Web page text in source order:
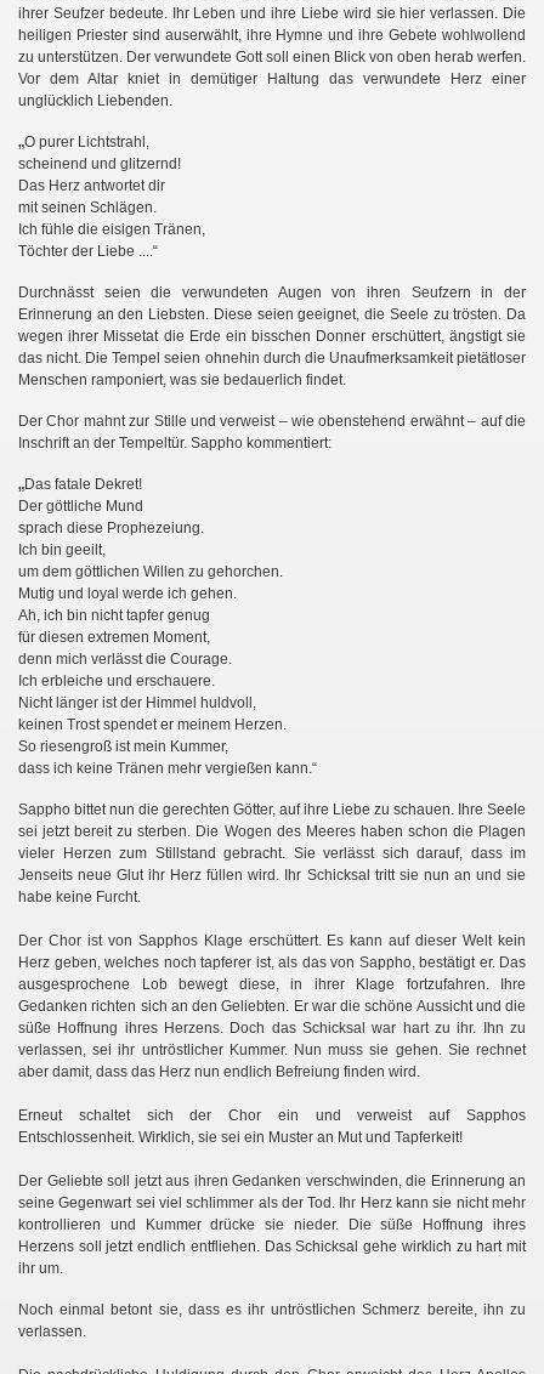
ihrer Seufzer bedeute. Ihr Leben und ihre Liebe wird sie hier verlassen. Die
heiligen Priester sind auserwählt, ihre Hymne und ihre Gebete wohlwollend
zu unterstützen. Der verwundete Gott soll einen Blick von oben herab werfen.
Vor dem Altar kniet in demütiger Haltung das verwundete Herz einer
unglücklich Liebenden.
„O purer Lichtstrahl,
scheinend und glitzernd!
Das Herz antwortet dir
mit seinen Schlägen.
Ich fühle die eisigen Tränen,
Töchter der Liebe ....“
Durchnässt seien die verwundeten Augen von ihren Seufzern in der
Erinnerung an den Liebsten. Diese seien geeignet, die Seele zu trösten. Da
wegen ihrer Missetat die Erde ein bisschen Donner erschüttert, ängstigt sie
das nicht. Die Tempel seien ohnehin durch die Unaufmerksamkeit pietätloser
Menschen ramponiert, was sie bedauerlich findet.
Der Chor mahnt zur Stille und verweist – wie obenstehend erwähnt – auf die
Inschrift an der Tempeltür. Sappho kommentiert:
„Das fatale Dekret!
Der göttliche Mund
sprach diese Prophezeiung.
Ich bin geeilt,
um dem göttlichen Willen zu gehorchen.
Mutig und loyal werde ich gehen.
Ah, ich bin nicht tapfer genug
für diesen extremen Moment,
denn mich verlässt die Courage.
Ich erbleiche und erschauere.
Nicht länger ist der Himmel huldvoll,
keinen Trost spendet er meinem Herzen.
So riesengroß ist mein Kummer,
dass ich keine Tränen mehr vergießen kann.“
Sappho bittet nun die gerechten Götter, auf ihre Liebe zu schauen. Ihre Seele
sei jetzt bereit zu sterben. Die Wogen des Meeres haben schon die Plagen
vieler Herzen zum Stillstand gebracht. Sie verlässt sich darauf, dass im
Jenseits neue Glut ihr Herz füllen wird. Ihr Schicksal tritt sie nun an und sie
habe keine Furcht.
Der Chor ist von Sapphos Klage erschüttert. Es kann auf dieser Welt kein
Herz geben, welches noch tapferer ist, als das von Sappho, bestätigt er. Das
ausgesprochene Lob bewegt diese, in ihrer Klage fortzufahren. Ihre
Gedanken richten sich an den Geliebten. Er war die schöne Aussicht und die
süße Hoffnung ihres Herzens. Doch das Schicksal war hart zu ihr. Ihn zu
verlassen, sei ihr untröstlicher Kummer. Nun muss sie gehen. Sie rechnet
aber damit, dass das Herz nun endlich Befreiung finden wird.
Erneut schaltet sich der Chor ein und verweist auf Sapphos
Entschlossenheit. Wirklich, sie sei ein Muster an Mut und Tapferkeit!
Der Geliebte soll jetzt aus ihren Gedanken verschwinden, die Erinnerung an
seine Gegenwart sei viel schlimmer als der Tod. Ihr Herz kann sie nicht mehr
kontrollieren und Kummer drücke sie nieder. Die süße Hoffnung ihres
Herzens soll jetzt endlich entfliehen. Das Schicksal gehe wirklich zu hart mit
ihr um.
Noch einmal betont sie, dass es ihr untröstlichen Schmerz bereite, ihn zu
verlassen.